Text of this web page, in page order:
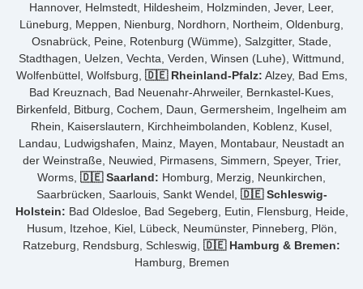
Hannover, Helmstedt, Hildesheim, Holzminden, Jever, Leer,
Lüneburg, Meppen, Nienburg, Nordhorn, Northeim, Oldenburg,
Osnabrück, Peine, Rotenburg (Wümme), Salzgitter, Stade,
Stadthagen, Uelzen, Vechta, Verden, Winsen (Luhe), Wittmund,
Wolfenbüttel, Wolfsburg, 🇩🇪 Rheinland-Pfalz: Alzey, Bad Ems,
Bad Kreuznach, Bad Neuenahr-Ahrweiler, Bernkastel-Kues,
Birkenfeld, Bitburg, Cochem, Daun, Germersheim, Ingelheim am
Rhein, Kaiserslautern, Kirchheimbolanden, Koblenz, Kusel,
Landau, Ludwigshafen, Mainz, Mayen, Montabaur, Neustadt an
der Weinstraße, Neuwied, Pirmasens, Simmern, Speyer, Trier,
Worms, 🇩🇪 Saarland: Homburg, Merzig, Neunkirchen,
Saarbrücken, Saarlouis, Sankt Wendel, 🇩🇪 Schleswig-
Holstein: Bad Oldesloe, Bad Segeberg, Eutin, Flensburg, Heide,
Husum, Itzehoe, Kiel, Lübeck, Neumünster, Pinneberg, Plön,
Ratzeburg, Rendsburg, Schleswig, 🇩🇪 Hamburg & Bremen:
Hamburg, Bremen